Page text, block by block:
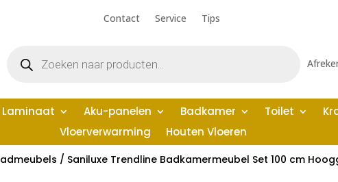
Contact Service Tips
zoeken
Laminaat Aku-panelen Badkamer Toilet
Vloerverwarming
Houten Vloeren
/ Saniluxe Trendline Badkamermeubel Set 100 cm